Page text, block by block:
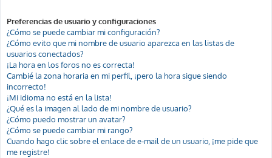
Preferencias de usuario y configuraciones
¿Cómo se puede cambiar mi configuración?
¿Cómo evito que mi nombre de usuario aparezca en las listas de
usuarios conectados?
¡La hora en los foros no es correcta!
Cambié la zona horaria en mi perfil, ¡pero la hora sigue siendo
incorrecto!
¡Mi idioma no está en la lista!
¿Qué es la imagen al lado de mi nombre de usuario?
¿Cómo puedo mostrar un avatar?
¿Cómo se puede cambiar mi rango?
Cuando hago clic sobre el enlace de e-mail de un usuario, ¡me pide que
me registre!